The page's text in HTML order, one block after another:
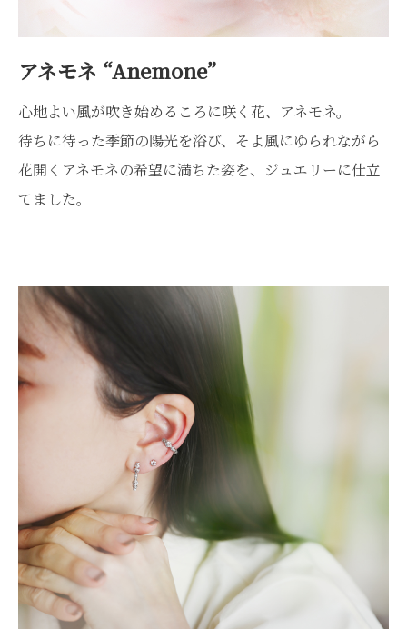
アネモネ “Anemone”
心地よい風が吹き始めるころに咲く花、アネモネ。
待ちに待った季節の陽光を浴び、そよ風にゆられながら
花開くアネモネの希望に満ちた姿を、ジュエリーに仕立
てました。